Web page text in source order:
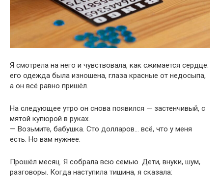
Я смотрела на него и чувствовала, как сжимается сердце:
его одежда была изношена, глаза красные от недосыпа,
а он всё равно пришёл.
На следующее утро он снова появился — застенчивый, с
мятой купюрой в руках.
— Возьмите, бабушка. Сто долларов… всё, что у меня
есть. Но вам нужнее.
Прошёл месяц. Я собрала всю семью. Дети, внуки, шум,
разговоры. Когда наступила тишина, я сказала: